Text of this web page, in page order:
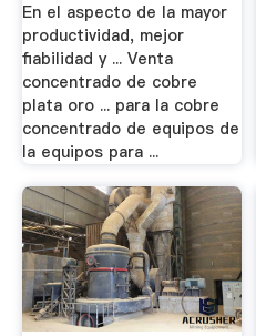
En el aspecto de la mayor
productividad, mejor
fiabilidad y ... Venta
concentrado de cobre
plata oro ... para la cobre
concentrado de equipos de
la equipos para ...